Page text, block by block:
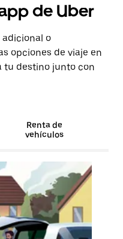
de Uber
adicional o
opciones de viaje en
tu destino junto con
Renta de
vehículos